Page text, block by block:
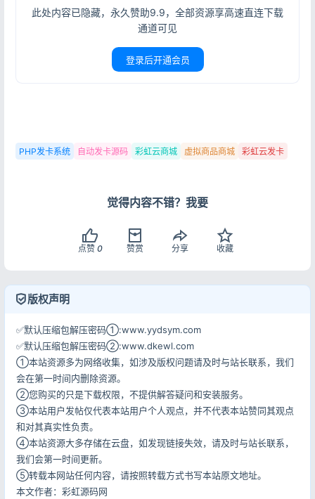
此处内容已隐藏，永久赞助9.9，全部资源享高速直连下载
通道可见
登录后开通会员
PHP发卡系统 自动发卡源码 彩虹云商城 虚拟商品商城 彩虹云发卡
觉得内容不错？我要
点赞 0 赞赏 分享 收藏
版权声明
✅默认压缩包解压密码①:www.yydsym.com
✅默认压缩包解压密码②:www.dkewl.com
①本站资源多为网络收集，如涉及版权问题请及时与站长联系，我们
会在第一时间内删除资源。
②您购买的只是下载权限，不提供解答疑问和安装服务。
③本站用户发帖仅代表本站用户个人观点，并不代表本站赞同其观点
和对其真实性负责。
④本站资源大多存储在云盘，如发现链接失效，请及时与站长联系，
我们会第一时间更新。
⑤转载本网站任何内容，请按照转载方式书写本站原文地址。
本文作者：彩虹源码网
用户协议 隐私政策